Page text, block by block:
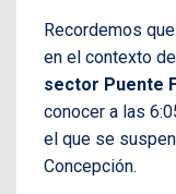
Recordemos
en el contexto
sector Puente
conocer a las
el que se
Concepción.